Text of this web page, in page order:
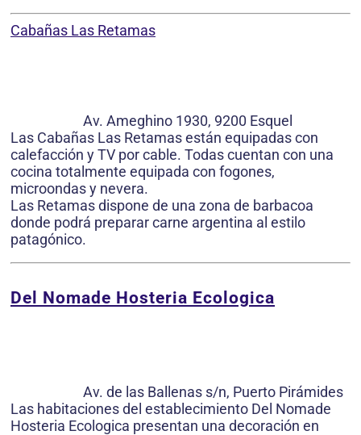
Cabañas Las Retamas
Av. Ameghino 1930, 9200 Esquel
Las Cabañas Las Retamas están equipadas con
calefacción y TV por cable. Todas cuentan con una
cocina totalmente equipada con fogones,
microondas y nevera.
Las Retamas dispone de una zona de barbacoa
donde podrá preparar carne argentina al estilo
patagónico.
Del Nomade Hosteria Ecologica
Av. de las Ballenas s/n, Puerto Pirámides
Las habitaciones del establecimiento Del Nomade
Hosteria Ecologica presentan una decoración en